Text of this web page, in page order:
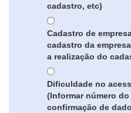
cadastro, etc)
Cadastro de
cadastro da
a realização do
Dificuldade no
(Informar número do
confirmação de